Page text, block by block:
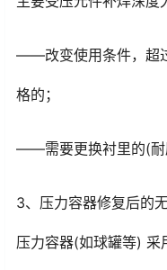
——改变使用条件，超
格的；
——需要更换衬里的(耐
3、压力容器修复后的
压力容器(如球罐等) 采